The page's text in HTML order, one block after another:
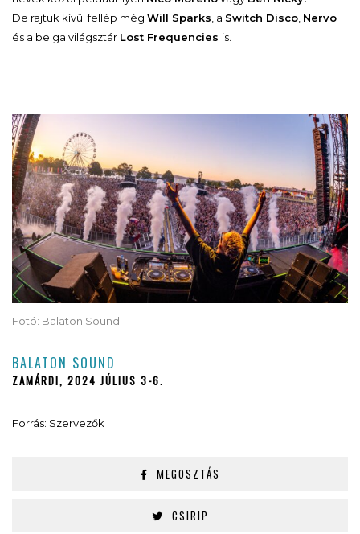
De rajtuk kívül fellép még Will Sparks , a Switch Disco Nervo
és a belga világsztár Lost Frequencies is.
Fotó: Balaton Sound
BALATON SOUND
ZAMÁRDI, 2024 JÚLIUS 3-6.
Forrás: Szervezők
MEGOSZTÁS
CSIRIP